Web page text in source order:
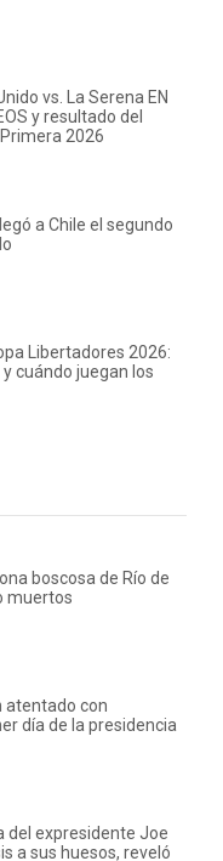
vs. La Serena EN
y resultado del
2026
a Chile el segundo
Libertadores 2026:
cuándo juegan los
boscosa de Río de
muertos
atentado con
día de la presidencia
del expresidente Joe
a sus huesos, reveló